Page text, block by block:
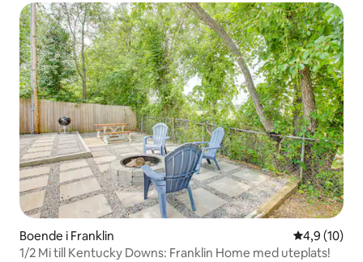
Boende i Franklin 4,9 av 5 i
4,9 (10)
1/2 Mi till Kentucky Downs: Franklin Home med uteplats!